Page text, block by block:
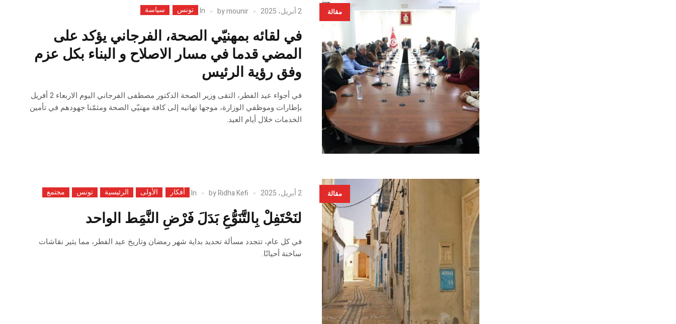
مقالة 2 أبريل، 2025 bymounir
In تونس سياسة
في لقائه بمهنيّي الصحة، الفرجاني يؤكد على
المضي قدما في مسار الاصلاح و البناء بكل عزم
وفق رؤية الرئيس
في أجواء عيد الفطر، التقى وزير الصحة الدكتور مصطفى الفرجاني اليوم الاربعاء 2 أفريل
بإطارات وموظفي الوزارة، موجها تهانيه إلى كافة مهنيّي الصحة ومثمّنا جهودهم في تأمين
الخدمات خلال أيام العيد.
مقالة 2 أبريل، 2025 byRidha Kefi
In أفكار الأولى الرئيسية تونس مجتمع
لنَحْتَفِلْ بِالتَّنَوُّعِ بَدَلَ فَرْضِ النَّمَِط الواحد
في كل عام، تتجدد مسألة تحديد بداية شهر رمضان وتاريخ عيد الفطر، مما يثير نقاشات
ساخنة أحيانًا.